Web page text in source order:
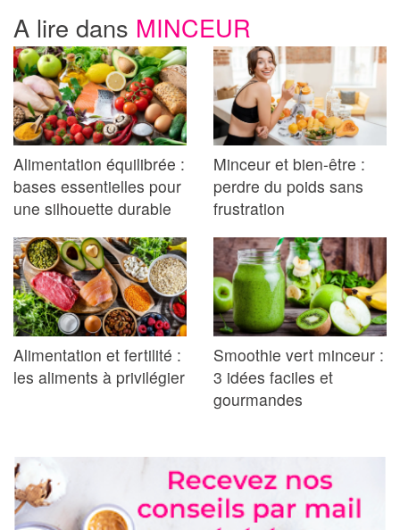
A lire dans MINCEUR
Alimentation équilibrée :
bases essentielles pour
une silhouette durable
Minceur et bien-être :
perdre du poids sans
frustration
Alimentation et fertilité :
les aliments à privilégier
Smoothie vert minceur :
3 idées faciles et
gourmandes